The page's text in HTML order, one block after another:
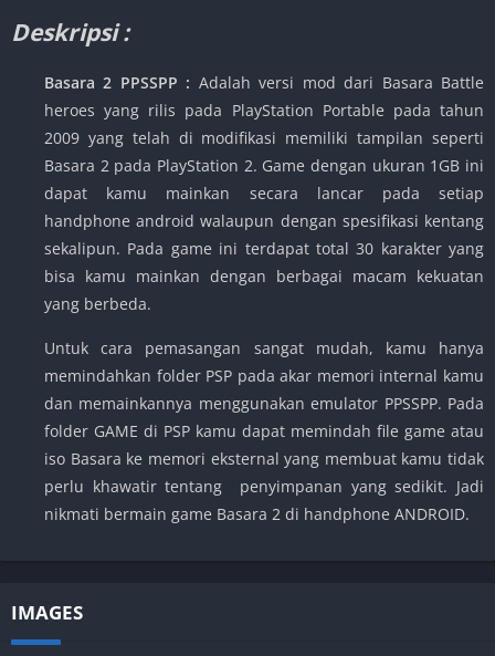
Deskripsi :
Basara 2 PPSSPP : Adalah versi mod dari Basara Battle
heroes yang rilis pada PlayStation Portable pada tahun
2009 yang telah di modifikasi memiliki tampilan seperti
Basara 2 pada PlayStation 2. Game dengan ukuran 1GB ini
dapat kamu mainkan secara lancar pada setiap
handphone android walaupun dengan spesifikasi kentang
sekalipun. Pada game ini terdapat total 30 karakter yang
bisa kamu mainkan dengan berbagai macam kekuatan
yang berbeda.
Untuk cara pemasangan sangat mudah, kamu hanya
memindahkan folder PSP pada akar memori internal kamu
dan memainkannya menggunakan emulator PPSSPP. Pada
folder GAME di PSP kamu dapat memindah file game atau
iso Basara ke memori eksternal yang membuat kamu tidak
perlu khawatir tentang penyimpanan yang sedikit. Jadi
nikmati bermain game Basara 2 di handphone ANDROID.
IMAGES